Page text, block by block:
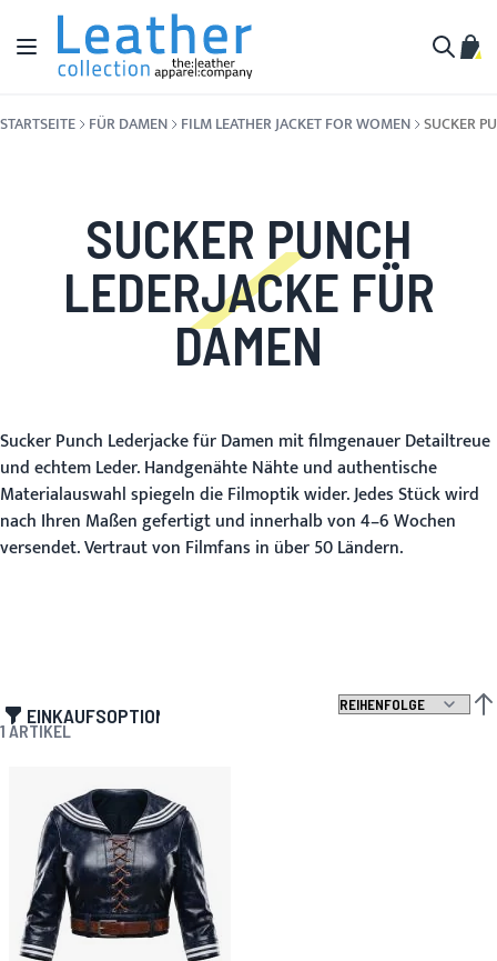
Zum Inhalt springen
Navigation umschalten
STARTSEITE FÜR DAMEN FILM LEATHER JACKET FOR WOMEN SUCKER
SUCKER PUNCH
LEDERJACKE FÜR
DAMEN
Sucker Punch Lederjacke für Damen mit filmgenauer Detailtreue
und echtem Leder. Handgenähte Nähte und authentische
Materialauswahl spiegeln die Filmoptik wider. Jedes Stück wird
nach Ihren Maßen gefertigt und innerhalb von 4–6 Wochen
versendet. Vertraut von Filmfans in über 50 Ländern.
EINKAUFSOPTIONEN
1 ARTIKEL